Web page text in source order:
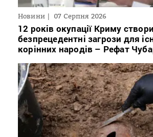
Новини 07 Серпня 2026
12 років окупації Криму
безпрецедентні загрози для
корінних народів – Рефат